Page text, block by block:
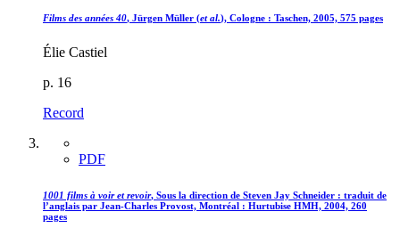
Films des années 40, Jürgen Müller (et al.), Cologne : Taschen, 2005, 575 pages
Élie Castiel
p. 16
Record
PDF
1001 films à voir et revoir, Sous la direction de Steven Jay Schneider : traduit de
l’anglais par Jean-Charles Provost, Montréal : Hurtubise HMH, 2004, 260
pages